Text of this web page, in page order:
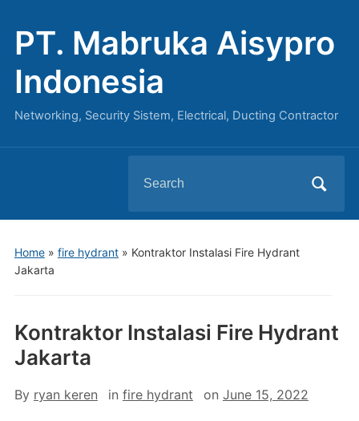
PT. Mabruka Aisypro
Indonesia
Networking, Security Sistem, Electrical, Ducting Contractor
for:
Home» fire hydrant» Kontraktor Instalasi Fire Hydrant
Jakarta
Kontraktor Instalasi Fire Hydrant
Jakarta
By ryan keren in fire hydrant on June 15, 2022